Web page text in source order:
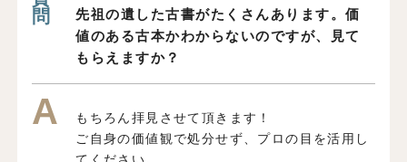
先祖の遺した古書がたくさんあります。価
値のある古本かわからないのですが、見て
もらえますか？
もちろん拝見させて頂きます！
ご自身の価値観で処分せず、プロの目を活用し